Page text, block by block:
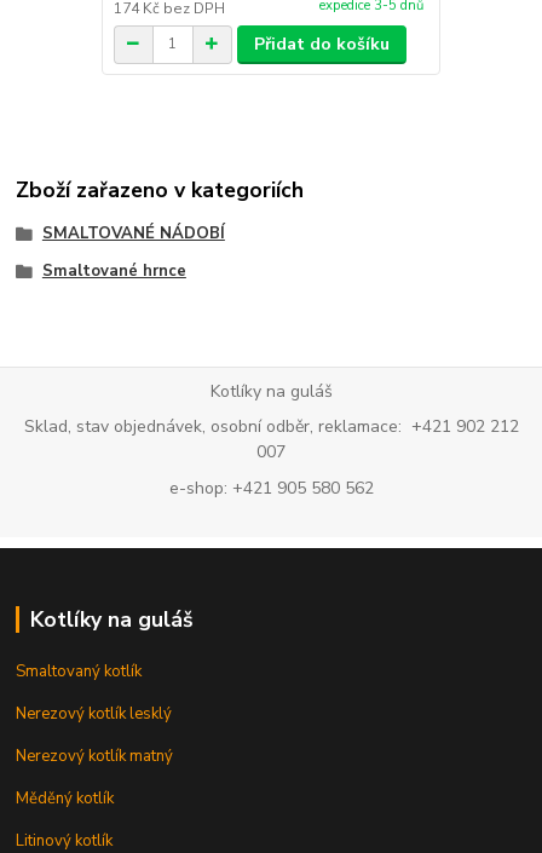
174 Kč bez DPH expedice 3-5 dnů
Přidat do košíku
Zboží zařazeno v kategoriích
SMALTOVANÉ NÁDOBÍ
Smaltované hrnce
Kotlíky na guláš
Sklad, stav objednávek, osobní odběr, reklamace: +421 902 212
007
e-shop: +421 905 580 562
Kotlíky na guláš
Smaltovaný kotlík
Nerezový kotlík lesklý
Nerezový kotlík matný
Měděný kotlík
Litinový kotlík